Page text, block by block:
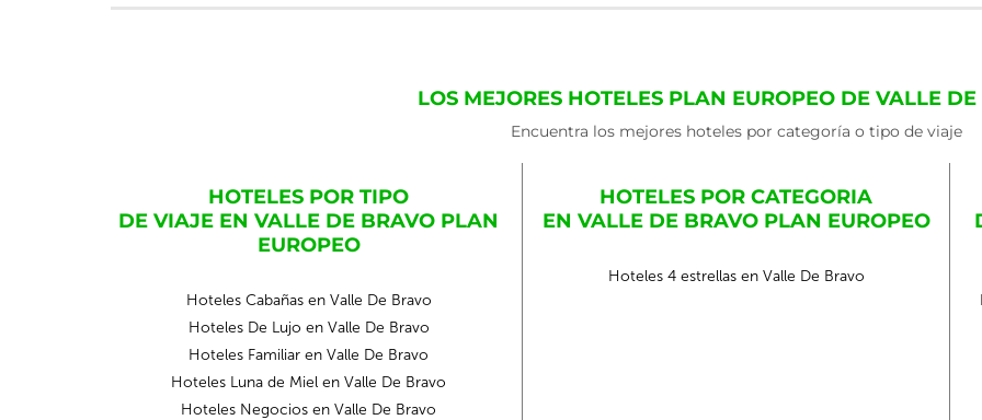
LOS MEJORES HOTELES PLAN EUROPEO DE VALLE
Encuentra los mejores hoteles por categoría o tipo de viaje
HOTELES POR TIPO
DE VIAJE EN VALLE DE BRAVO PLAN
EUROPEO
Hoteles Cabañas en Valle De Bravo
Hoteles De Lujo en Valle De Bravo
Hoteles Familiar en Valle De Bravo
Hoteles Luna de Miel en Valle De Bravo
Hoteles Negocios en Valle De Bravo
HOTELES POR CATEGORIA
EN VALLE DE BRAVO PLAN EUROPEO
Hoteles 4 estrellas en Valle De Bravo